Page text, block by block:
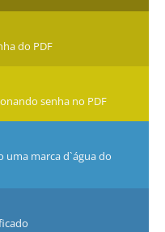
do PDF
senha no PDF
uma marca d`água do